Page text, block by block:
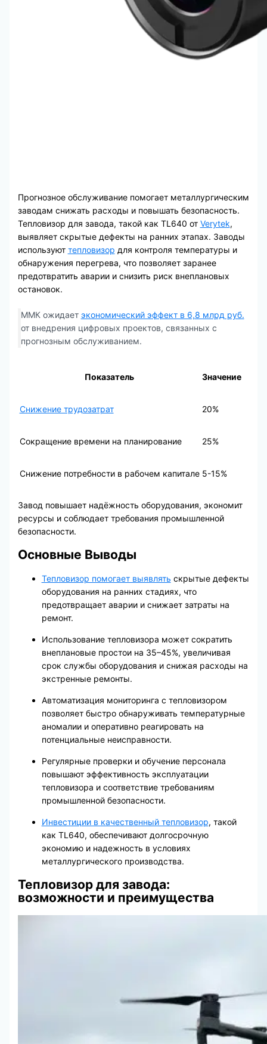
Прогнозное обслуживание помогает металлургическим
заводам снижать расходы и повышать безопасность.
Тепловизор для завода, такой как TL640 от Verytek,
выявляет скрытые дефекты на ранних этапах. Заводы
используют тепловизор для контроля температуры и
обнаружения перегрева, что позволяет заранее
предотвратить аварии и снизить риск внеплановых
остановок.
ММК ожидает экономический эффект в 6,8 млрд руб.
от внедрения цифровых проектов, связанных с
прогнозным обслуживанием.
Показатель Значение
Снижение трудозатрат 20%
Сокращение времени на планирование 25%
Снижение потребности в рабочем капитале 5-15%
Завод повышает надёжность оборудования, экономит
ресурсы и соблюдает требования промышленной
безопасности.
Основные Выводы
Тепловизор помогает выявлять скрытые дефекты
оборудования на ранних стадиях, что
предотвращает аварии и снижает затраты на
ремонт.
Использование тепловизора может сократить
внеплановые простои на 35–45%, увеличивая
срок службы оборудования и снижая расходы на
экстренные ремонты.
Автоматизация мониторинга с тепловизором
позволяет быстро обнаруживать температурные
аномалии и оперативно реагировать на
потенциальные неисправности.
Регулярные проверки и обучение персонала
повышают эффективность эксплуатации
тепловизора и соответствие требованиям
промышленной безопасности.
Инвестиции в качественный тепловизор, такой
как TL640, обеспечивают долгосрочную
экономию и надежность в условиях
металлургического производства.
Тепловизор для завода:
возможности и преимущества